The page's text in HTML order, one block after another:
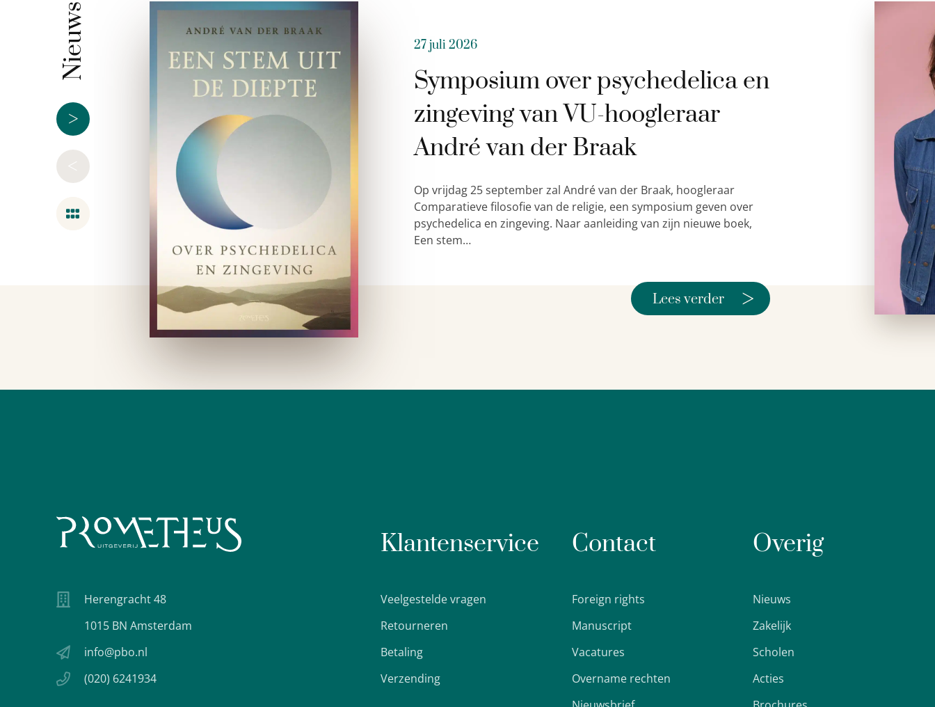
Nieuws
>
<
27 juli 2026
Symposium over psychedelica en
zingeving van VU-hoogleraar
André van der Braak
Op vrijdag 25 september zal André van der Braak, hoogleraar
Comparatieve filosofie van de religie, een symposium geven over
psychedelica en zingeving. Naar aanleiding van zijn nieuwe boek,
Een stem…
Lees verder >
Herengracht 48
1015 BN Amsterdam
info@pbo.nl
(020) 6241934
Klantenservice
Veelgestelde vragen
Retourneren
Betaling
Verzending
Contact
Foreign rights
Manuscript
Vacatures
Overname rechten
Overig
Nieuws
Zakelijk
Scholen
Acties